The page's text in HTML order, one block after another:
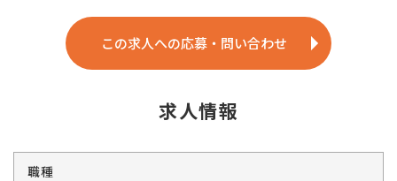
この求人への応募・問い合わせ
求人情報
職種